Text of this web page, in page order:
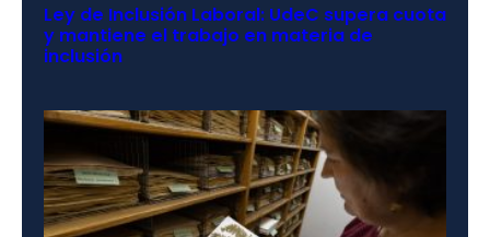
Ley de Inclusión Laboral: UdeC supera cuota
y mantiene el trabajo en materia de
inclusión